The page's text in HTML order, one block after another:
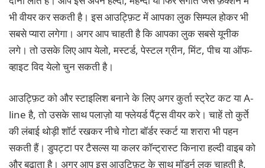
भी वीयर कर सकती है। इस आउट्फ़िट में आपका लुक सिम्पल होकर भी
सबसे प्यारा लगेगा। अगर आप चाहती है कि आपका लुक सबसे यूनीक
लगे। तो उसके लिए आप येलो, मस्टर्ड, पेस्टल ग्रीन, मिंट, पीच या ऑफ-
व्हाइट विद येलो चुन सकती है।
आउट्फ़िट को और स्टाइलिश बनाने के लिए अगर कुर्ता स्ट्रेट कट या A-
line है, तो उसके साथ पलाज़ो या फ्लेयर्ड पैंट्स वीयर करे। चाहें तो कुर्ते
की लंबाई थोड़ी शॉर्ट रखकर नीचे गोटा बॉर्डर स्कर्ट या शरारा भी पहन
सकती हैं। डुपट्टा पर टैसल्स या कलर कॉन्ट्रास्ट किनारा हल्दी वाइब को
और बढ़ाता है। अगर आप इस आउट्फ़िट के साथ मॉडर्न लुक चाहती है,